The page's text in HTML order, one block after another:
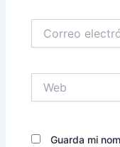
electrónico*
Guarda mi